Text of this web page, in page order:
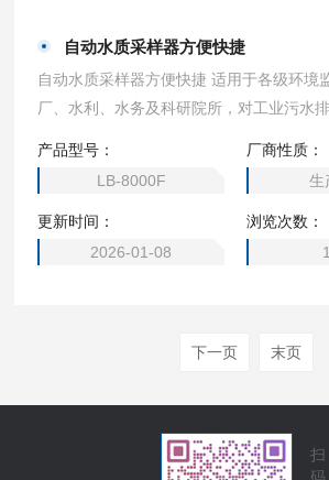
自动水质采样器方便快捷
自动水质采样器方便快捷 适用于各级环境
厂、水利、水务及科研院所，对工业污水
产品型号：
LB-8000F
厂商性质：
生
更新时间：
2026-01-08
浏览次数：
下一页 末页
扫